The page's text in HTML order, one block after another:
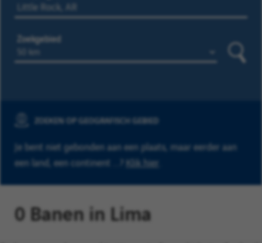
Zoekgebied
ZOEKEN OP GEOGRAFISCH GEBIED
Je bent niet gebonden aan een plaats, maar eerder aan
een land, een continent ...? Klik hier
0 Banen in Lima